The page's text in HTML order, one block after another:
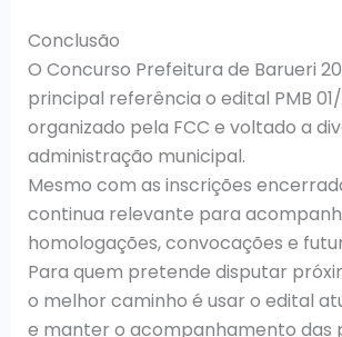
Conclusão
O Concurso Prefeitura de Barueri
principal referência o edital PMB
organizado pela FCC e voltado a
administração municipal.
Mesmo com as inscrições
continua relevante para
homologações, convocações e
Para quem pretende disputar
o melhor caminho é usar o edital
e manter o acompanhamento das